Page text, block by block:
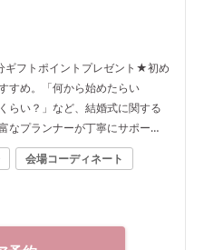
フトポイントプレゼント★初め
すめ。「何から始めたらい
らい？」など、結婚式に関する
なプランナーが丁寧にサポー
ち着いた雰囲気の中、会場をゆ
ップフェア内
です。 ・平日限定 ゆっ
会場コーディネート